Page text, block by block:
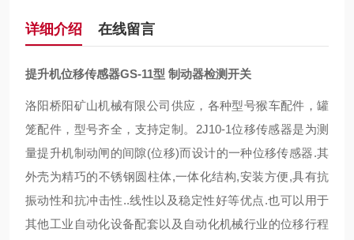
详细介绍 在线留言
提升机位移传感器GS-11型 制动器检测开关
洛阳桥阳矿山机械有限公司供应，各种型号猴车配件，罐
笼配件，型号齐全，支持定制。2J10-1位移传感器是为测
量提升机制动闸的间隙(位移)而设计的一种位移传感器.其
外壳为精巧的不锈钢圆柱体,一体化结构,安装方便,具有抗
振动性和抗冲击性..线性以及稳定性好等优点.也可以用于
其他工业自动化设备配套以及自动化机械行业的位移行程